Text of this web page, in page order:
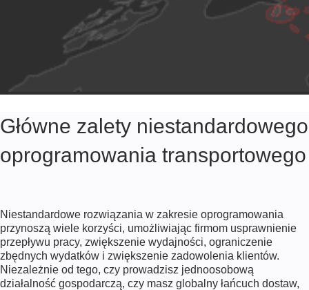
Główne zalety niestandardowego
oprogramowania transportowego
Niestandardowe rozwiązania w zakresie oprogramowania
przynoszą wiele korzyści, umożliwiając firmom usprawnienie
przepływu pracy, zwiększenie wydajności, ograniczenie
zbędnych wydatków i zwiększenie zadowolenia klientów.
Niezależnie od tego, czy prowadzisz jednoosobową
działalność gospodarczą, czy masz globalny łańcuch dostaw,